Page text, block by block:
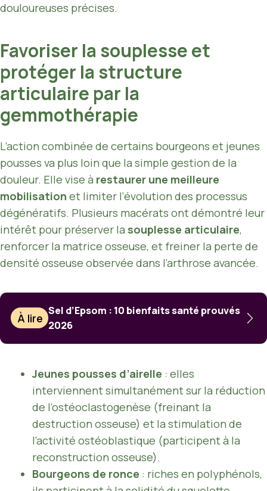
douloureuses précises.
Favoriser la souplesse et
protéger la structure
articulaire par la
gemmothérapie
L’action combinée de certains bourgeons et jeunes
pousses va plus loin que la simple gestion de la
douleur. Elle vise à restaurer une meilleure
mobilisation et limiter l’évolution des processus
dégénératifs. Plusieurs macérats ont démontré leur
intérêt pour préserver la souplesse articulaire,
renforcer la matrice osseuse, et freiner la perte de
densité osseuse observée dans l’arthrose avancée.
À lire
Sel d’Epsom : 10 bienfaits santé prouvés
2026
Jeunes pousses d’airelle : elles
interviennent simultanément sur la réduction
de l’ostéoclastogenèse (freinant la
destruction osseuse) et la stimulation de
l’activité ostéoblastique (participent à la
reconstruction osseuse).
Bourgeons de ronce : riches en polyphénols,